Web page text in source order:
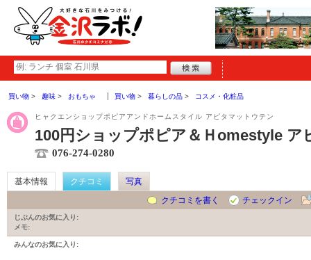
買い物 趣味 おもちゃ 買い物 暮らしの品 コスメ・化粧品
ヒャクエンショップポピアアンドホームスタイル アピタマットウテン
100円ショップポピア＆Ｈomestyle ア
076-274-0280
基本情報 クチコミ
写真
クチコミを書く
チェックイン
じぶんのお気に入り:
メモ:
みんなのお気に入り: